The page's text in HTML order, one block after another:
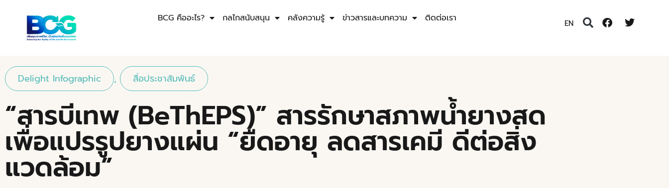
BCG คืออะไร? กลไกสนับสนุน คลังความรู้ ข่าวสารและบทความ ติดต่อเรา EN
Delight Infographic , สื่อประชาสัมพันธ์
“สารบีเทพ (BeThEPS)” สารรักษาสภาพน้ำยางสด
เพื่อแปรรูปยางแผ่น “ยืดอายุ ลดสารเคมี ดีต่อสิ่ง
แวดล้อม”